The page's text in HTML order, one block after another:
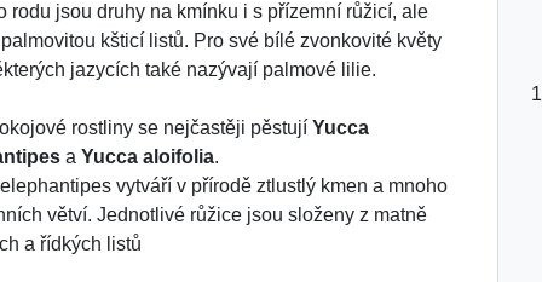
rodu jsou druhy na kmínku i s přízemní růžicí, ale
kšticí listů. Pro své bílé zvonkovité květy
jazycích také nazývají palmové lilie.
rostliny se nejčastěji pěstujíYucca
aYucca aloifolia.
vytváří v přírodě ztlustlý kmen a mnoho
větví. Jednotlivé růžice jsou složeny z matně
a řídkých listů